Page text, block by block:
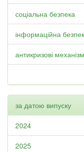
соціальна безпека
інформаційна
антикризові
за датою випуску
2024
2025